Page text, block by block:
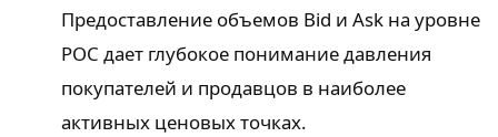
Предоставление объемов Bid и Ask на уровне
POC дает глубокое понимание давления
покупателей и продавцов в наиболее
активных ценовых точках.